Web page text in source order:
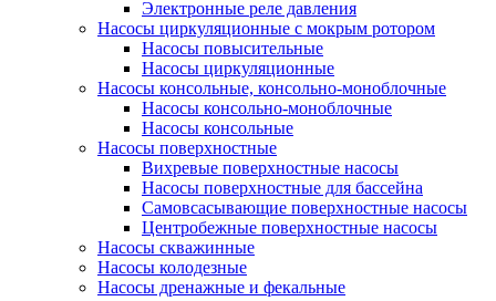
Электронные реле давления
Насосы циркуляционные с мокрым ротором
Насосы повысительные
Насосы циркуляционные
Насосы консольные, консольно-моноблочные
Насосы консольно-моноблочные
Насосы консольные
Насосы поверхностные
Вихревые поверхностные насосы
Насосы поверхностные для бассейна
Самовсасывающие поверхностные насосы
Центробежные поверхностные насосы
Насосы скважинные
Насосы колодезные
Насосы дренажные и фекальные